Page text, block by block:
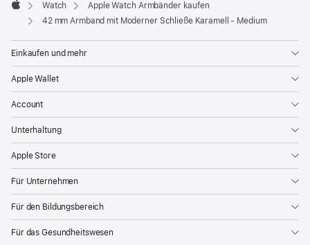
Apple
Watch
Apple Watch Armbänder kaufen
42 mm Armband mit Moderner Schließe Karamell - Medium
Einkaufen und mehr
Apple Wallet
Account
Unterhaltung
Apple Store
Für Unternehmen
Für den Bildungsbereich
Für das Gesundheitswesen